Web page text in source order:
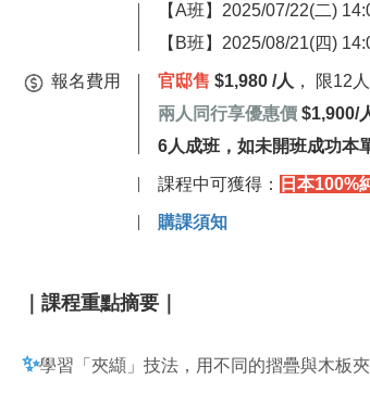
【A班】2025/07/22(二)
【B班】2025/08/21(四)
報名費用 官邸售 $1,980 /人 ， 限12
兩人同行享優惠價 $1,900/
6人成班，如未開班成功本
課程中可獲得： 日本100%
購課須知
｜課程重點摘要｜
✨學習「夾纈」技法，用不同的摺疊與木板